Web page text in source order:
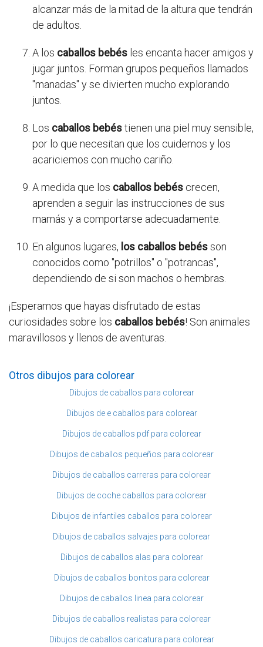
alcanzar más de la mitad de la altura que tendrán
de adultos.
A los caballos bebés les encanta hacer amigos y
jugar juntos. Forman grupos pequeños llamados
"manadas" y se divierten mucho explorando
juntos.
Los caballos bebéstienen una piel muy sensible,
por lo que necesitan que los cuidemos y los
acariciemos con mucho cariño.
A medida que los caballos bebés crecen,
aprenden a seguir las instrucciones de sus
mamás y a comportarse adecuadamente.
En algunos lugares, los caballos bebésson
conocidos como "potrillos" o "potrancas",
dependiendo de si son machos o hembras.
¡Esperamos que hayas disfrutado de estas
curiosidades sobre los caballos bebés! Son animales
maravillosos y llenos de aventuras.
Otros dibujos para colorear
Dibujos de caballos para colorear
Dibujos de e caballos para colorear
Dibujos de caballos pdf para colorear
Dibujos de caballos pequeños para colorear
Dibujos de caballos carreras para colorear
Dibujos de coche caballos para colorear
Dibujos de infantiles caballos para colorear
Dibujos de caballos salvajes para colorear
Dibujos de caballos alas para colorear
Dibujos de caballos bonitos para colorear
Dibujos de caballos linea para colorear
Dibujos de caballos realistas para colorear
Dibujos de caballos caricatura para colorear